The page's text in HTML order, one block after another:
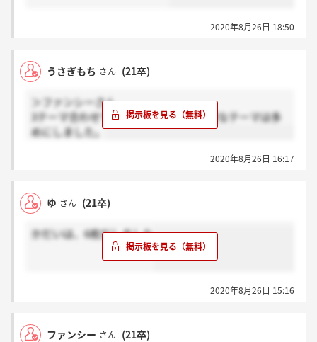
2020年8月26日 18:50
うさぎもち さん (21卒)
＞ファンシーさん
3テーマ合わせて22枚出しました。得意なテーマは多
めにしました。
2020年8月26日 16:17
ゆ さん (21卒)
かだいは、6枚だしました
2020年8月26日 15:16
ファンシー さん (21卒)